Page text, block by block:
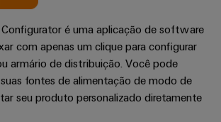
é uma aplicação de software
com apenas um clique para configurar
armário de distribuição. Você pode
fontes de alimentação de modo de
seu produto personalizado diretamente